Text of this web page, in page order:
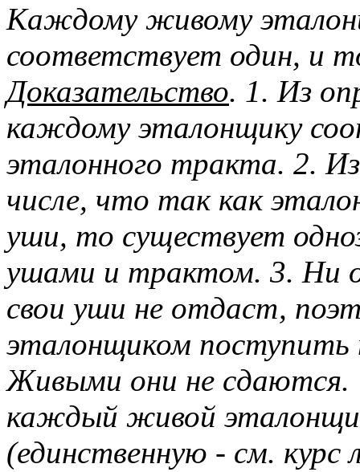
Каждому живому
соответствует один, и
Доказательство. 1. Из
каждому эталонщику
эталонного тракта. 2.
числе, что так как
уши, то существует
ушами и трактом. 3. Ни
свои уши не отдаст,
эталонщиком поступить
Живыми они не
каждый живой
(единственную - см.